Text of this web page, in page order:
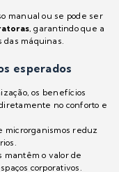
manual ou se pode ser
, garantindo que a
das máquinas.
esperados
os benefícios
no conforto e
microrganismos reduz
mantêm o valor de
corporativos.